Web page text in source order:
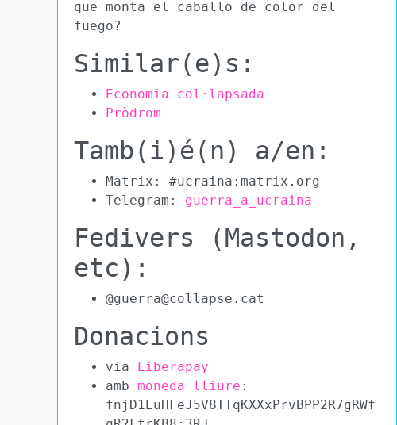
que monta el caballo de color del
fuego?
Similar(e)s:
Economia col·lapsada
Pròdrom
Tamb(i)é(n) a/en:
Matrix: #ucraina:matrix.org
Telegram: guerra_a_ucraina
Fedivers (Mastodon,
etc):
@guerra@collapse.cat
Donacions
via Liberapay
amb moneda lliure :
fnjD1EuHFeJ5V8TTqKXXxPrvBPP2R7gRWf